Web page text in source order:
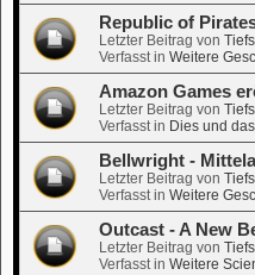
Republic of
Letzter Beitrag von
Verfasst in Weitere
Amazon Games
Letzter Beitrag von
Verfasst in Dies und das
Bellwright -
Letzter Beitrag von
Verfasst in Weitere
Outcast - A New
Letzter Beitrag von
Verfasst in Weitere